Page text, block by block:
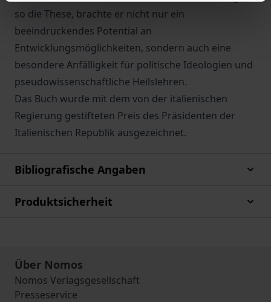
so die These, brachte er nicht nur ein
beeindruckendes Potential an
Entwicklungsmöglichkeiten, sondern auch eine
besondere Anfälligkeit für politische Ideologien und
pseudowissenschaftliche Heilslehren.
Das Buch wurde mit dem von der italienischen
Regierung gestifteten Preis des Präsidenten der
Italienischen Republik ausgezeichnet.
Bibliografische Angaben
Produktsicherheit
Über Nomos
Nomos Verlagsgesellschaft
Presseservice